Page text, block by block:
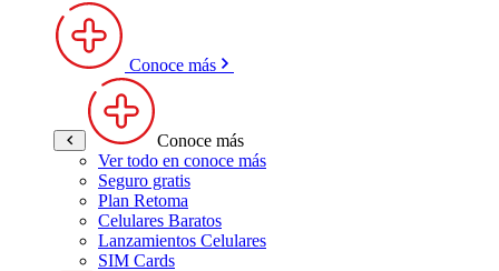
Conoce más
Conoce más
Ver todo en conoce más
Seguro gratis
Plan Retoma
Celulares Baratos
Lanzamientos Celulares
SIM Cards